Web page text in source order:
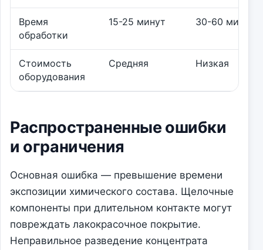
Время
обработки
15-25 минут 30-60 минут
Стоимость
оборудования
Средняя Низкая
Распространенные ошибки
и ограничения
Основная ошибка — превышение времени
экспозиции химического состава. Щелочные
компоненты при длительном контакте могут
повреждать лакокрасочное покрытие.
Неправильное разведение концентрата